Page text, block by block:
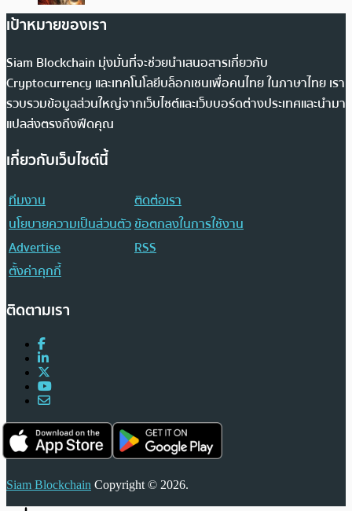
เป้าหมายของเรา
Siam Blockchain มุ่งมั่นที่จะช่วยนำเสนอสารเกี่ยวกับ
Cryptocurrency และเทคโนโลยีบล็อกเชนเพื่อคนไทย ในภาษาไทย เรา
รวบรวมข้อมูลส่วนใหญ่จากเว็บไซต์และเว็บบอร์ดต่างประเทศและนำมา
แปลส่งตรงถึงฟีดคุณ
เกี่ยวกับเว็บไซต์นี้
ทีมงาน
ติดต่อเรา
นโยบายความเป็นส่วนตัวข้อตกลงในการใช้งาน
Advertise
RSS
ตั้งค่าคุกกี้
ติดตามเรา
Siam Blockchain Copyright © 2026.